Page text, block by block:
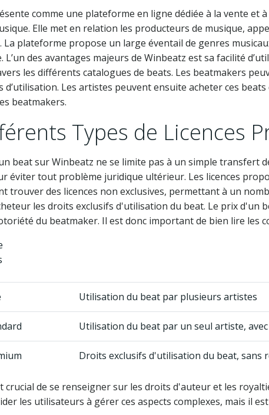
comme une plateforme en ligne dédiée à la vente et
Elle met en relation les producteurs de musique,
La plateforme propose un large éventail de genres
L’un des avantages majeurs de Winbeatz est sa facilité
les différents catalogues de beats. Les beatmakers
d’utilisation. Les artistes peuvent ensuite acheter ces
beatmakers.
Types de Licences
beat sur Winbeatz ne se limite pas à un simple transfert
éviter tout problème juridique ultérieur. Les licences
trouver des licences non exclusives, permettant à un
les droits exclusifs d'utilisation du beat. Le prix d'un
du beatmaker. Il est donc important de bien lire les
Utilisation du beat par plusieurs artistes
Utilisation du beat par un seul artiste,
Droits exclusifs d'utilisation du beat, sans
crucial de se renseigner sur les droits d'auteur et les
les utilisateurs à gérer ces aspects complexes, mais il